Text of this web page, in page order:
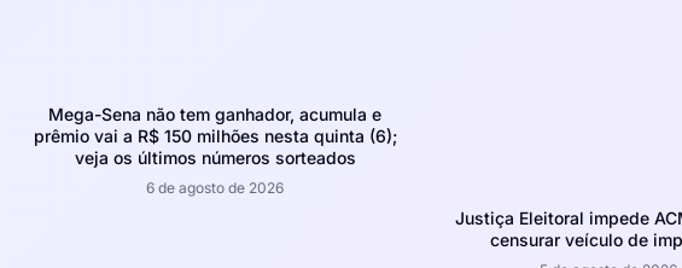
Mega-Sena não tem ganhador, acumula e
prêmio vai a R$ 150 milhões nesta quinta (6);
veja os últimos números sorteados
6 de agosto de 2026
Justiça Eleitoral impede
censurar veículo de